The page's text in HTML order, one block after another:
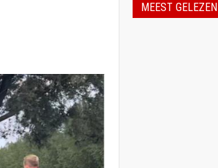
MEEST GELEZEN